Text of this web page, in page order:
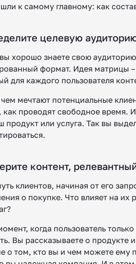
к самому главному: как
целевую
хорошо знаете свою
формат. Идея матрицы
для каждого пользователя
мечтают потенциальные
как проводят свободное время.
продукт или услуга. Так вы
контент,
клиентов, начиная от его
о покупке. Что влияет на
когда пользователь
Вы рассказываете о продукте
о том, кто вы и чем можете ему